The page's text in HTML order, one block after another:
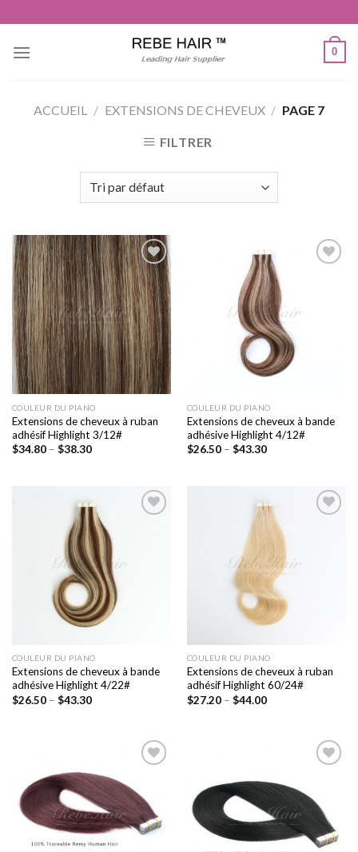
au
contenu
0
ACCUEIL / EXTENSIONS DE CHEVEUX / PAGE 7
FILTRER
Ajouter
à la liste
de
souhaits
COULEUR DU PIANO
Extensions de cheveux à ruban
adhésif Highlight 3/12#
$34.80– $38.30
COULEUR DU PIANO
Extensions de cheveux à bande
adhésive Highlight 4/12#
$26.50– $43.30
COULEUR DU PIANO
Extensions de cheveux à bande
adhésive Highlight 4/22#
$26.50– $43.30
COULEUR DU PIANO
Extensions de cheveux à ruban
adhésif Highlight 60/24#
$27.20– $44.00
à la liste
de
souhaits
de
souhaits